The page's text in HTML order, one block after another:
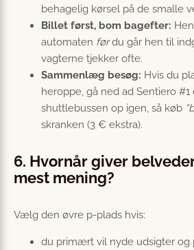
behagelig kørsel på de smalle
Billet først, bom bagefter:
automaten førdu går hen til
vagterne tjekker ofte.
Sammenlæg besøg: Hvis du
heroppe, gå ned ad Sentiero #1
shuttlebussen op igen, så køb
skranken (3 € ekstra).
6. Hvornår giver
mest mening?
Vælg den øvre p-plads hvis:
du primært vil nyde udsigter og